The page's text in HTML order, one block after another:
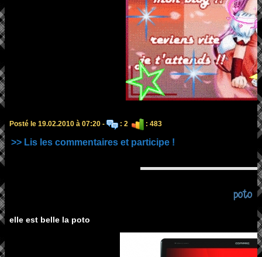
Posté le 19.02.2010 à 07:20 - : 2 : 483
>> Lis les commentaires et participe !
poto
elle est belle la poto